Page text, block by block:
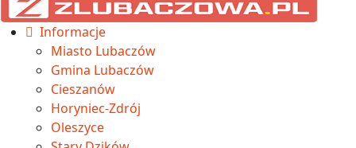
Informacje
Miasto Lubaczów
Gmina Lubaczów
Cieszanów
Horyniec-Zdrój
Oleszyce